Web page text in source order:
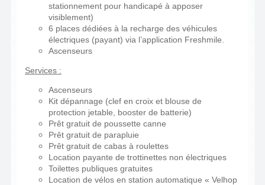
stationnement pour handicapé à apposer
visiblement)
6 places dédiées à la recharge des véhicules
électriques (payant) via l’application Freshmile.
Ascenseurs
Services :
Ascenseurs
Kit dépannage (clef en croix et blouse de
protection jetable, booster de batterie)
Prêt gratuit de poussette canne
Prêt gratuit de parapluie
Prêt gratuit de cabas à roulettes
Location payante de trottinettes non électriques
Toilettes publiques gratuites
Location de vélos en station automatique « Velhop